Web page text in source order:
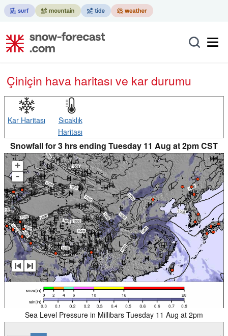
Çiniçin hava haritası ve kar durumu
Kar Haritası
Sıcaklık
Haritası
Snowfall for 3 hrs ending Tuesday 11 Aug at 2pm CST
+
-
Sea Level Pressure in Millibars Tuesday 11 Aug at 2pm